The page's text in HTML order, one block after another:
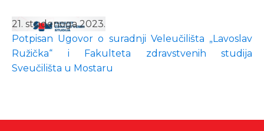
21. studenoga 2023.
Potpisan Ugovor o suradnji Veleučilišta „Lavoslav
Ružička“ i Fakulteta zdravstvenih studija
Sveučilišta u Mostaru